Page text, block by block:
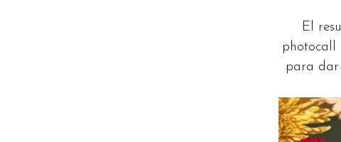
El
photocall
para dar